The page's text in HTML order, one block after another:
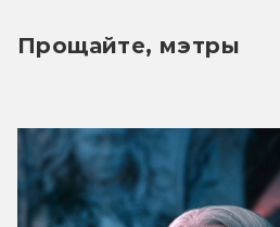
Прощайте, мэтры